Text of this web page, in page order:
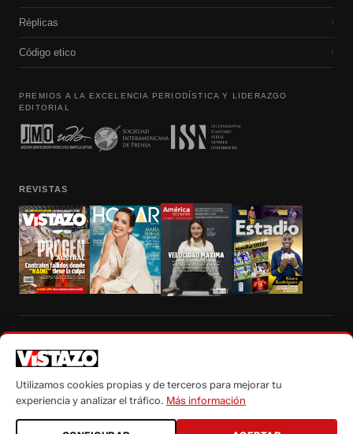
Réplicas ›
Código etico ›
PREMIOS A LA EXCELENCIA PERIODÍSTICA Y LIDERAZGO
EDITORIAL
REVISTAS
autorización escrita de su titular, de todos los contenidos de Vistazo.com.
Utilizamos cookies propias y de terceros para mejorar tu
experiencia y analizar el tráfico. Más información